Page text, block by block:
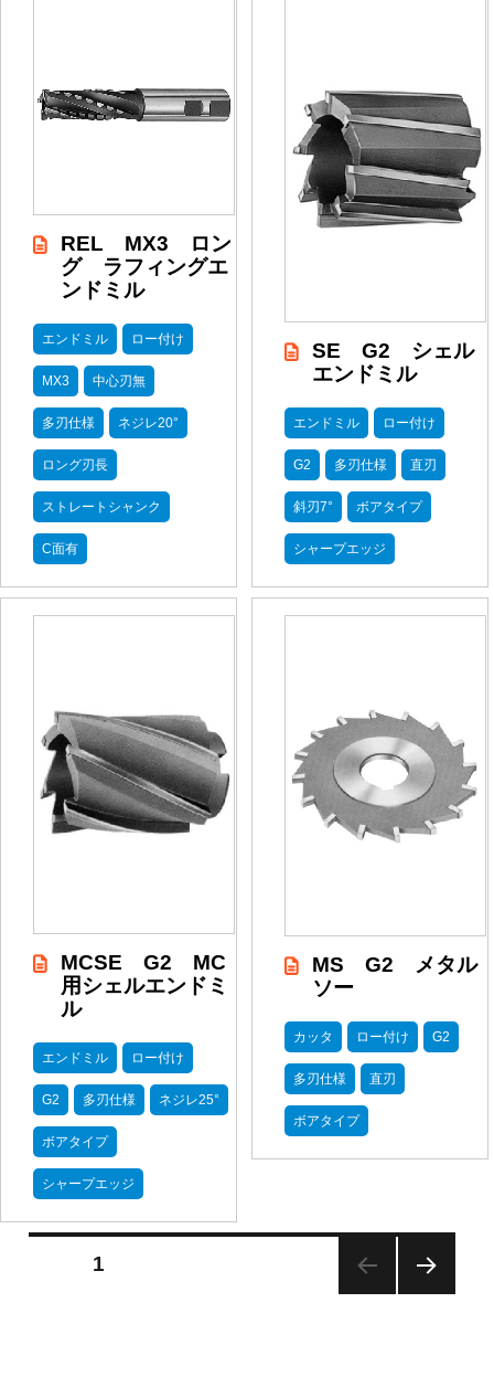
REL MX3 ロン
グ ラフィングエ
ンドミル
エンドミル ロー付け
MX3 中心刃無
多刃仕様 ネジレ20°
ロング刃長
ストレートシャンク
C面有
SE G2 シェル
エンドミル
エンドミル ロー付け
G2 多刃仕様 直刃
斜刃7° ボアタイプ
シャープエッジ
MCSE G2 MC
用シェルエンドミ
ル
エンドミル ロー付け
G2 多刃仕様 ネジレ25°
ボアタイプ
シャープエッジ
MS G2 メタル
ソー
カッタ ロー付け G2
多刃仕様 直刃
ボアタイプ
PAGE1